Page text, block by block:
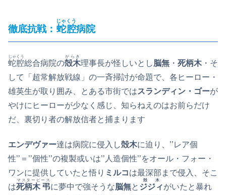
徹底抗戦： 蛇腔
じゃくう
病院
蛇腔
じゃくう
総合病院の殻木
がらき
理事長が怪しいとし脳無 ・ 死柄木・そ
して「超常解放戦線」の一斉掃討が命題で、各ヒーロー・
雄英生が取り囲み、とある市街ではスランディン・ゴーが
やけにヒーローが少なく感じ、知らねえのはお前らだけ
だ、裏切り者の解放信者と捕まります
エンデヴァー達は病院に侵入し殻木に迫り、’’レア個
性’’＝’’個性’’の複製或いは’’人造個性’’をオール・フォー・
ワンに提供していたと悟り ミルコは最深部まで侵入、そこ
は死柄木 弔
マスターピース
に夢中で強そうな脳無と ジジィ
殻木
がいたと暴れ